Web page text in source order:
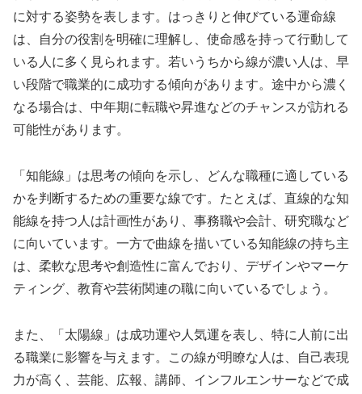
に対する姿勢を表します。はっきりと伸びている運命線
は、自分の役割を明確に理解し、使命感を持って行動して
いる人に多く見られます。若いうちから線が濃い人は、早
い段階で職業的に成功する傾向があります。途中から濃く
なる場合は、中年期に転職や昇進などのチャンスが訪れる
可能性があります。
「知能線」は思考の傾向を示し、どんな職種に適している
かを判断するための重要な線です。たとえば、直線的な知
能線を持つ人は計画性があり、事務職や会計、研究職など
に向いています。一方で曲線を描いている知能線の持ち主
は、柔軟な思考や創造性に富んでおり、デザインやマーケ
ティング、教育や芸術関連の職に向いているでしょう。
また、「太陽線」は成功運や人気運を表し、特に人前に出
る職業に影響を与えます。この線が明瞭な人は、自己表現
力が高く、芸能、広報、講師、インフルエンサーなどで成